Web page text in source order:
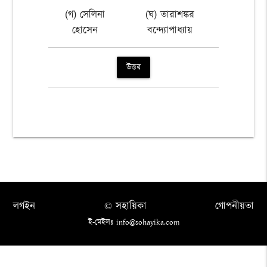
(গ) সেলিনা
হোসেন
(ঘ) তারাশঙ্কর
বন্দ্যোপাধ্যায়
উত্তর
লগইন গোপনীয়তা
© সহায়িকা
ই-মেইলঃ info@sohayika.com